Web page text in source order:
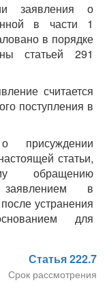
заявления о
в части 1
в порядке
статьей 291
считается
поступления в
присуждении
статьи,
обращению
в
устранения
для
Статья 222.7
Срок рассмотрения